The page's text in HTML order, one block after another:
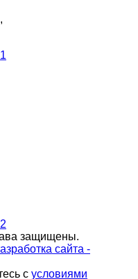
защищены.
сайта -
с условиями